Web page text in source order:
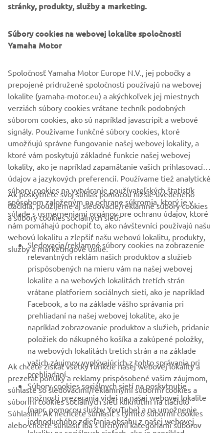
OSPRAVEDLŇUJEME SA! TÁTO
UDALOSŤ JE UZAVRETÁ.
budú ďalšie udalosti.
PREJSŤ NA KALENDÁR UDALOSTÍ
Táto propagačná kampaň platí do konca januára 2024
FIREMNÉ STRÁNKY
B2B
VIAC YAMAHA
PODPORA
BULLETIN
Získajte medzi prvými informácie o najnovších ponukách,
špeciálnych akciách, nových verziách a mnoho ďalšieho
PRIHLÁSIŤ SA NA ODBER
Prečítajte si naše Zásady ochrany osobných údajov, aby ste sa
stránky, produkty, služby a marketing.
Súbory cookies na webovej lokalite spoločnosti
Yamaha Motor
Spoločnosť Yamaha Motor Europe N.V., jej pobočky a
prepojené pridružené spoločnosti používajú na webovej
lokalite (yamaha-motor.eu) a akýchkoľvek jej miestnych
verziách súbory cookies vrátane techník podobných
súborom cookies, ako sú napríklad javascripit a webové
signály. Používame funkčné súbory cookies, ktoré
umožňujú správne fungovanie našej webovej lokality, a
ktoré vám poskytujú základné funkcie našej webovej
lokality, ako je napríklad zapamätanie vašich prihlasovacích
údajov a jazykových preferencií. Používame tiež analytické
súbory cookies na vytváranie používateľských štatistík
spôsobom založeným na ochrane súkromia, ktorý je v
súlade s usmerneniami orgánov pre ochranu údajov, ktoré
nám pomáhajú pochopiť to, ako návštevníci používajú našu
webovú lokalitu a zlepšiť našu webovú lokalitu, produkty,
služby a marketingové úsilie.
Ak poskytnete svoj súhlas pomocou nižšie uvedeného
tlačidla, použijeme aj sledovacie/reklamné súbory cookies
a súbory cookies sociálnych sietí:
Sledovacie/reklamné súbory cookies na zobrazenie
relevantných reklám našich produktov a služieb
prispôsobených na mieru vám na našej webovej
lokalite a na webových lokalitách tretích strán
vrátane platforiem sociálnych sietí, ako je napríklad
Facebook, a to na základe vášho správania pri
prehliadaní na našej webovej lokalite, ako je
napríklad zobrazovanie produktov a služieb, pridanie
položiek do nákupného košíka a zakúpené položky,
na webových lokalitách tretích strán a na základe
vašich záujmov vyplývajúcich z tohto správania pri
prehliadaní.
Súbory cookies sociálnych sietí na poskytnutie
možnosti prezerania videí na našej webovej lokalite
(napr. pomocou služby YouTube) a na umožnenie
jednoduchého zdieľania obsahu z našej webovej
Ak chcete získať všetky funkcie našej webovej lokality a
prezerať ponuky a reklamy prispôsobené vašim záujmom,
súhlaste so sledovacími/reklamnými súbormi cookies a
súbormi cookies sociálnych sietí kliknutím na tlačidlo
Súhlasím. Ak nechcete súhlasiť s týmito súbormi cookies
alebo chcete súhlasiť iba s určitými kategóriami súborov